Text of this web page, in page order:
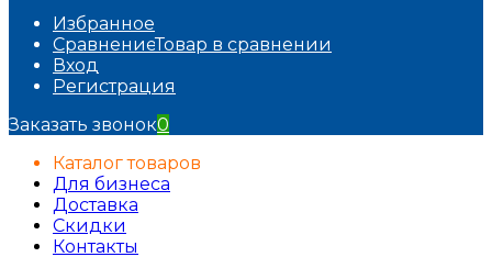
Избранное
СравнениеТовар в сравнении
Вход
Регистрация
Заказать звонок0
Каталог товаров
Для бизнеса
Доставка
Скидки
Контакты